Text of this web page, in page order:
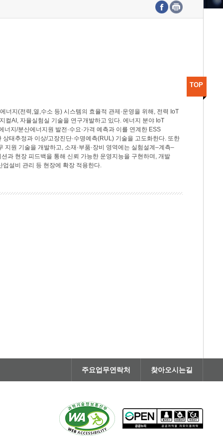
기획본부
지(전력,열,수소 등) 시스템의 효율적 관제·운영을 위해, 전력 IoT
컬AI, 자율실험실 기술을 연구개발하고 있다. 에너지 분야 IoT
지/분산에너지원 발전·수요·가격 예측과 이를 연계한 ESS
태추정과 이상/고장진단·수명예측(RUL) 기술을 고도화한다. 또한
지원 기술을 개발하고, 소재·부품·장비 영역에는 실험설계–계측–
과 현장 피드백을 통해 신뢰 가능한 운영지능을 구현하며, 개발
업설비 관리 등 현장에 확장 적용한다.
TOP
주요업무연락처 찾아오시는길